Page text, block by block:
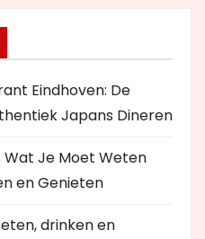
Eindhoven: De
Japans Dineren
Wat Je Moet Weten
en Genieten
drinken en